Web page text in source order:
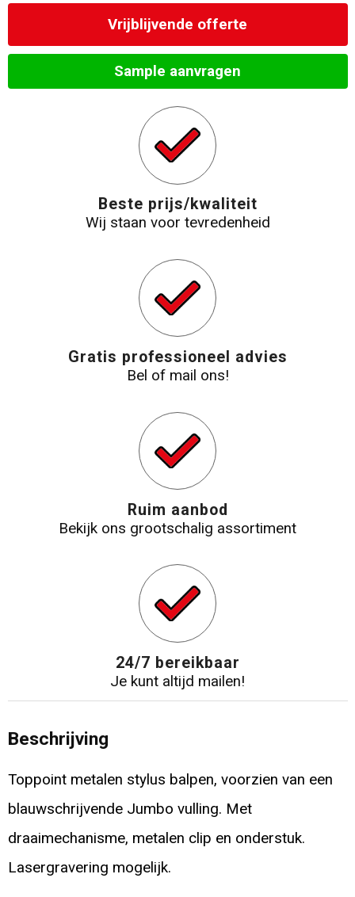
Vrijblijvende offerte
Sample aanvragen
Beste prijs/kwaliteit
Wij staan voor tevredenheid
Gratis professioneel advies
Bel of mail ons!
Ruim aanbod
Bekijk ons grootschalig assortiment
24/7 bereikbaar
Je kunt altijd mailen!
Beschrijving
Toppoint metalen stylus balpen, voorzien van een
blauwschrijvende Jumbo vulling. Met
draaimechanisme, metalen clip en onderstuk.
Lasergravering mogelijk.